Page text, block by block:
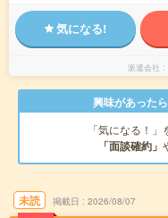
気になる!
派遣会社
興味があった
「気になる！
「面談確約」
未読 掲載日 2026/08/07